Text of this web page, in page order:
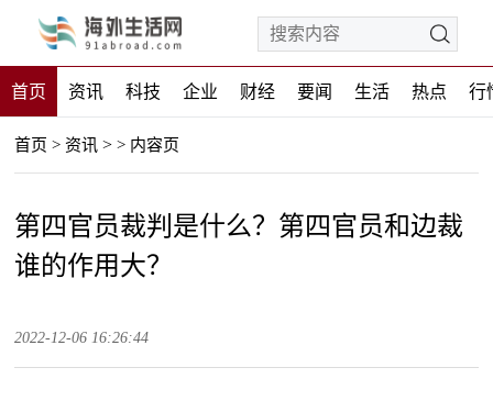
首页 资讯 科技 企业 财经 要闻 生活 热点 行
首页 > 资讯 > > 内容页
第四官员裁判是什么？第四官员和边裁
谁的作用大？
2022-12-06 16:26:44